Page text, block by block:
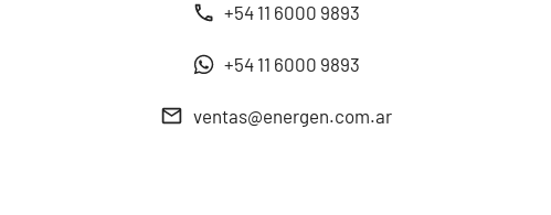
+54 11 6000 9893
+54 11 6000 9893
ventas@energen.com.ar